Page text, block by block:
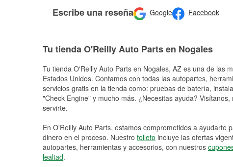
Escribe una reseña Google Facebook
Tu tienda O'Reilly Auto Parts en Nogales
Tu tienda O'Reilly Auto Parts en Nogales, AZ es una de las
Estados Unidos. Contamos con todas las autopartes,
servicios gratis en la tienda como: pruebas de batería,
"Check Engine" y mucho más. ¿Necesitas ayuda?
servirte.
En O'Reilly Auto Parts, estamos comprometidos a
dinero en el proceso. Nuestro folleto incluye las ofertas
autopartes, herramientas y accesorios, con nuestros
lealtad.